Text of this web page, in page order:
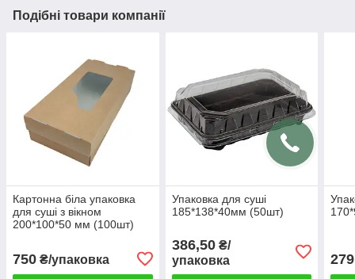
Подібні товари компанії
Картонна біла упаковка
для суші з вікном
200*100*50 мм (100шт)
750 ₴/упаковка
Упаковка для суші
185*138*40мм (50шт)
386,50₴/
упаковка
279